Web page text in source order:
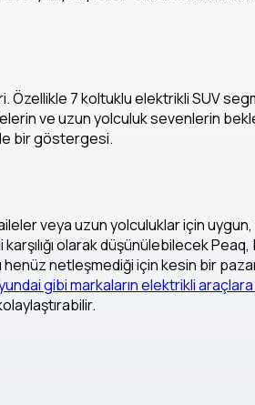
Özellikle 7 koltuklu elektrikli SUV
ve uzun yolculuk sevenlerin
bir göstergesi.
veya uzun yolculuklar için
olarak düşünülebilecek Peaq,
henüz netleşmediği için kesin bir
gibi markaların elektrikli